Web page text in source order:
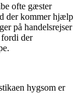
ofte gæster
der kommer hjælp
på handelsrejser
fordi der
hygsom er